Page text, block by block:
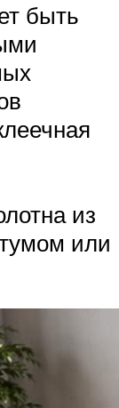
быть
из
или